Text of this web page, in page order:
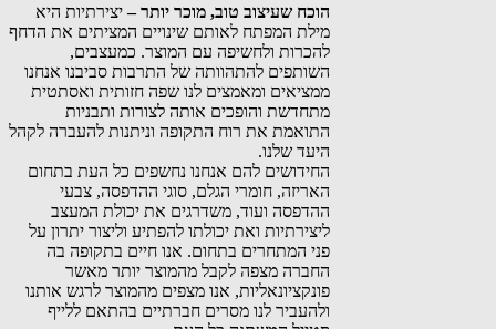
הוכח שעיצוב טוב, מוכר יותר –יצירתיות היא
מילת המפתח לאותם שינויים המציתים את הדחף
להכרות ולחשיפה עם המוצר. כמעצבים,
השותפים להתהוותה של התרבות סביבנו אנחנו
ממציאים ומאמצים לנו שפה חזותית ואסתטית
מתחדשת והופכים אותה לצורות ותבניות
התואמת את רוח התקופה וניתנות להעברה לקהל
היעד שלנו.
החידושים להם אנחנו נחשפים כל העת בתחום
האריזה, חומרי הגלם, סוגי ההדפסה, צבעי
ההדפסה ועוד, משדרגים את יכולת המעצב
ליצירתיות ואת יכולתו להפתיע וליצור יתרון על
פני המתחרים בתחום. אנו חיים בתקופה בה
החברה מצפה לקבל מהמוצר יותר מאשר
פונקציונאליות, אנו מצפים מהמוצר לרגש אותנו
ולהעביר לנו מסרים חברתיים בהתאם ללייף